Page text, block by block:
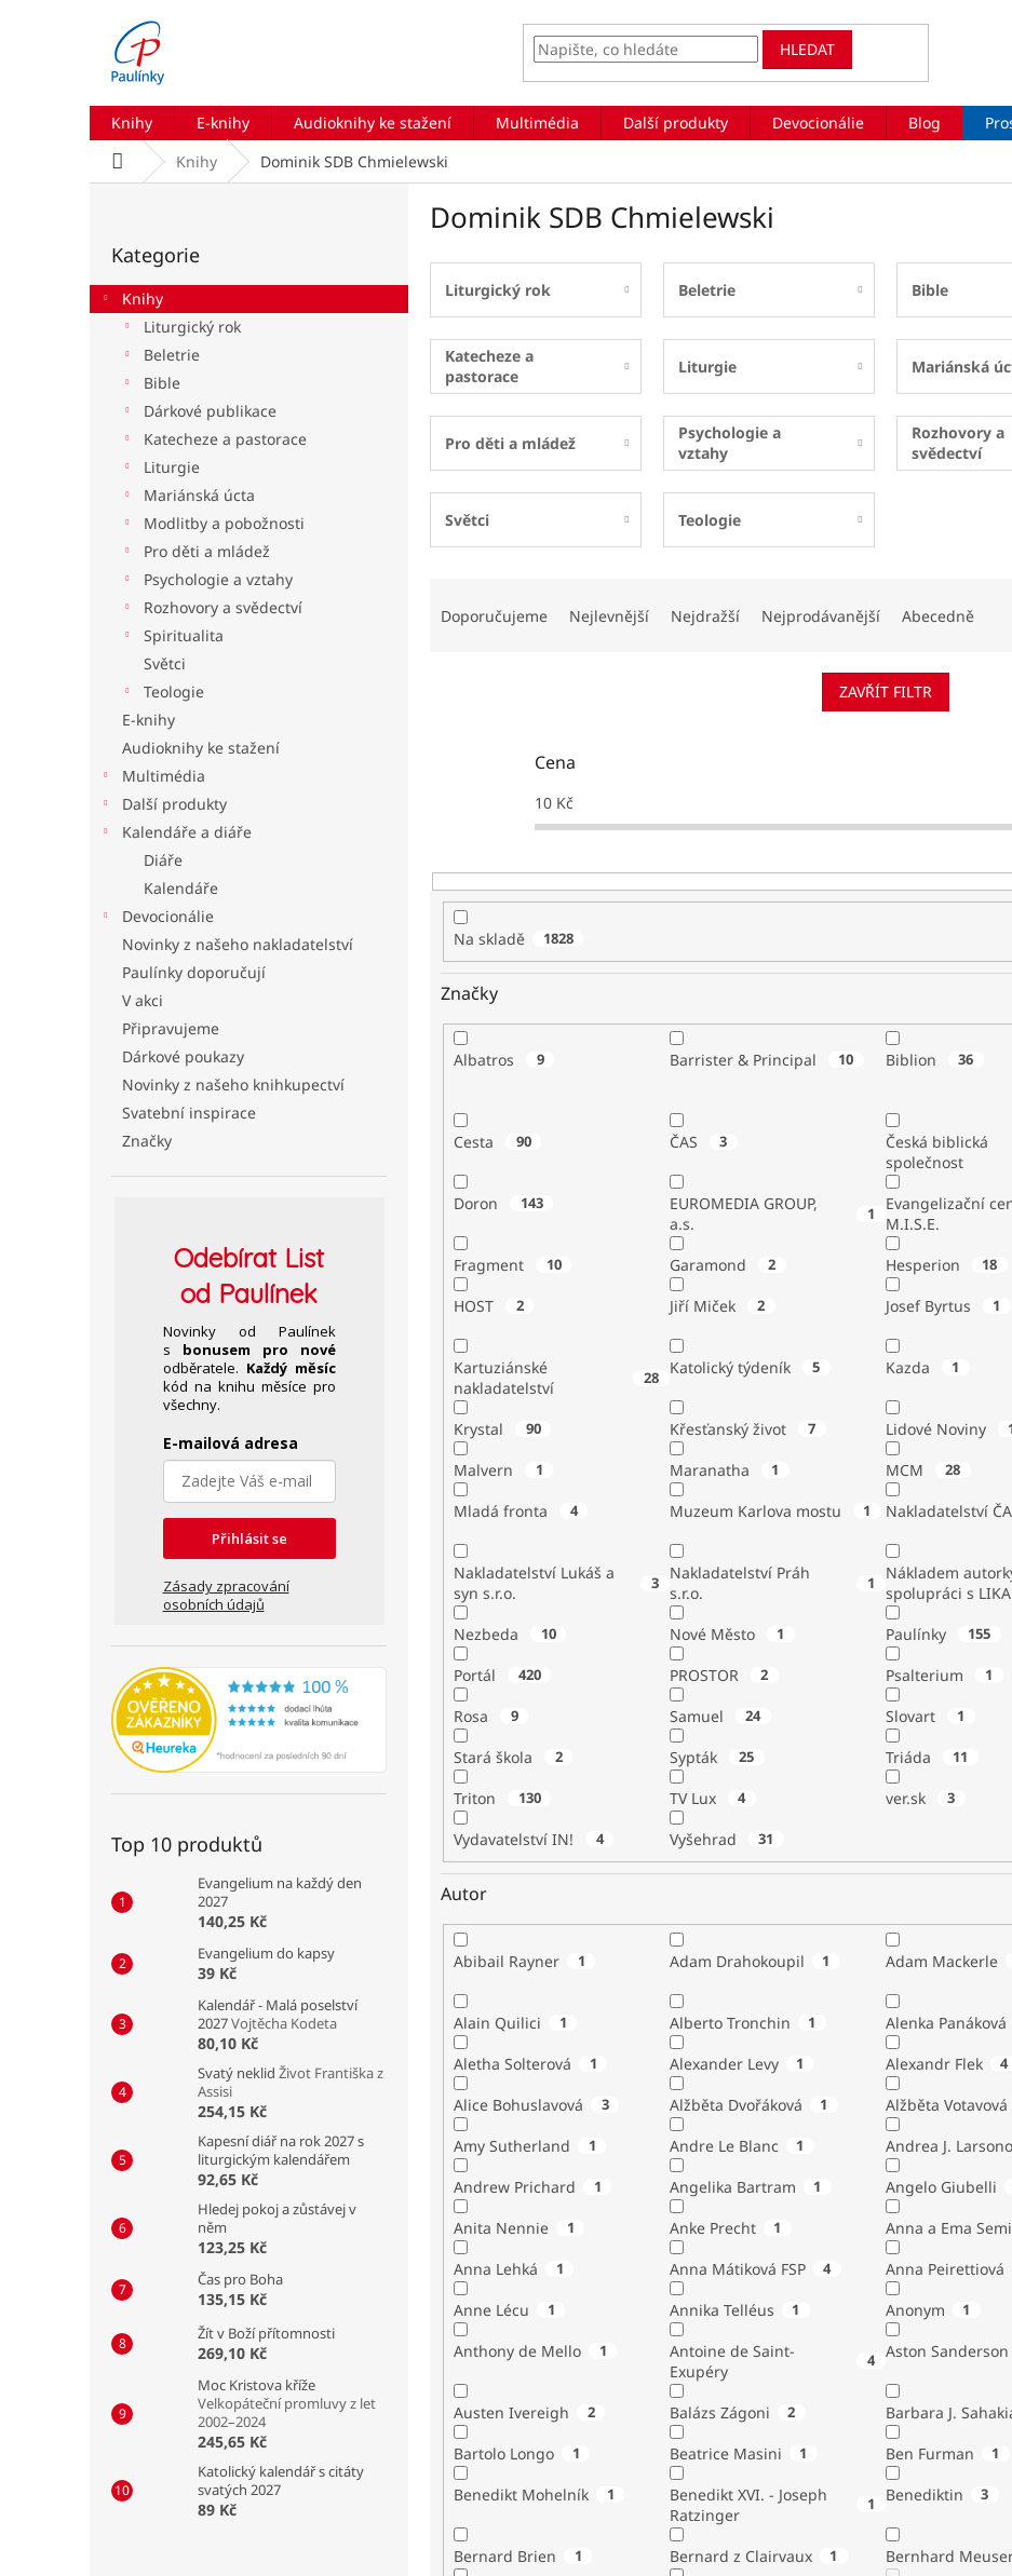
HLEDAT
Knihy E-knihy Audioknihy ke stažení Multimédia Další produkty Devocionálie Blog
Domů Knihy Dominik SDB Chmielewski
r
a
kategorie
Kategorie
Knihy
Liturgický rok
Beletrie
Bible
Dárkové publikace
Katecheze a pastorace
Liturgie
Mariánská úcta
Modlitby a pobožnosti
Pro děti a mládež
Psychologie a vztahy
Rozhovory a svědectví
Spiritualita
Světci
Teologie
E-knihy
Audioknihy ke stažení
Multimédia
Další produkty
Kalendáře a diáře
Diáře
Kalendáře
Devocionálie
Novinky z našeho nakladatelství
Paulínky doporučují
V akci
Připravujeme
Dárkové poukazy
Novinky z našeho knihkupectví
Svatební inspirace
Značky
OdebíratList
od Paulínek
Novinky od Paulínek
s bonusem pro nové
odběratele. Každý měsíc
kód na knihu měsíce pro
všechny.
E-mailová adresa
Přihlásit se
Zásady zpracování
osobních údajů
Top 10 produktů
Evangelium na každý den
2027
140,25 Kč
Evangelium do kapsy
39 Kč
Kalendář - Malá poselství
2027Vojtěcha Kodeta
80,10 Kč
Svatý neklid Život Františka z
Assisi
254,15 Kč
Kapesní diář na rok 2027 s
liturgickým kalendářem
92,65 Kč
Hledej pokoj a zůstávej v
něm
123,25 Kč
Čas pro Boha
135,15 Kč
Žít v Boží přítomnosti
269,10 Kč
Moc Kristova kříže
Velkopáteční promluvy z let
2002–2024
245,65 Kč
Katolický kalendář s citáty
svatých 2027
89 Kč
Dominik SDB Chmielewski
Liturgický rok Beletrie Bible
Katecheze a
pastorace
Liturgie Mariánská
Pro děti a mládež
Psychologie a
vztahy
Rozhovory a
svědectví
Světci Teologie
t
ů
Doporučujeme Nejlevnější Nejdražší Nejprodávanější Abecedně
ZAVŘÍT FILTR
Cena
10Kč
Na skladě 1828
Značky
Albatros 9 Barrister & Principal 10 Biblion 36
Cesta 90 ČAS 3
Česká biblická
společnost
Doron 143
EUROMEDIA GROUP,
a.s.
1
Evangelizační
M.I.S.E.
Fragment 10 Garamond 2 Hesperion 18
HOST 2 Jiří Miček 2 Josef Byrtus 1
Kartuziánské
nakladatelství
28 Katolický týdeník 5 Kazda 1
Krystal 90 Křesťanský život 7 Lidové Noviny
Malvern 1 Maranatha 1 MCM 28
Mladá fronta 4 Muzeum Karlova mostu 1 Nakladatelství
Nakladatelství Lukáš a
syn s.r.o.
3
Nakladatelství Práh
s.r.o.
1
Nákladem
spolupráci s LIKA
Nezbeda 10 Nové Město 1 Paulínky 155
Portál 420 PROSTOR 2 Psalterium 1
Rosa 9 Samuel 24 Slovart 1
Stará škola 2 Sypták 25 Triáda 11
Triton 130 TV Lux 4 ver.sk 3
Vydavatelství IN! 4 Vyšehrad 31
Autor
Abibail Rayner 1 Adam Drahokoupil 1 Adam Mackerle
Alain Quilici 1 Alberto Tronchin 1 Alenka Panáková
Aletha Solterová 1 Alexander Levy 1 Alexandr Flek 4
Alice Bohuslavová 3 Alžběta Dvořáková 1 Alžběta Votavová
Amy Sutherland 1 Andre Le Blanc 1 Andrea J.
Andrew Prichard 1 Angelika Bartram 1 Angelo Giubelli
Anita Nennie 1 Anke Precht 1 Anna a Ema
Anna Lehká 1 Anna Mátiková FSP 4 Anna Peirettiová
Anne Lécu 1 Annika Telléus 1 Anonym 1
Anthony de Mello 1
Antoine de Saint-
Exupéry
4 Aston Sanderson
Austen Ivereigh 2 Balázs Zágoni 2 Barbara J.
Bartolo Longo 1 Beatrice Masini 1 Ben Furman 1
Benedikt Mohelník 1
Benedikt XVI. - Joseph
Ratzinger
1 Benediktin 3
Bernard Brien 1 Bernard z Clairvaux 1 Bernhard